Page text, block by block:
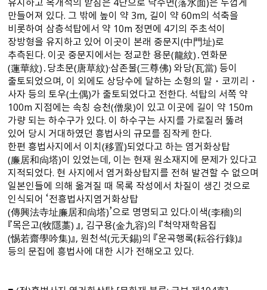
만들어져 있다. 그 밖에 높이 약 3m, 길이 약 60m의 석축을
비롯하여 삼층석탑에서 약 10m 정면에 4기의 주초석이
장방형을 유지하고 있어 이곳이 본래 중문지（中門址）로
추측된다. 이곳 중문지에서는 정교한 용문（龍紋）․연화문
（蓮華紋）․당초문（唐草紋）·삼존불（三尊佛） 와당（瓦當） 등이
출토되었으며, 이 외에도 상당수에 달하는 소형의 말・코끼리・
사자 등의 토우（土偶）가 출토되었다고 전한다. 석탑의 서쪽 약
100m 지점에는 속칭 승천（僧泉）이 있고 이곳에 길이 약 150m
가량 되는 하수구가 있다. 이 하수구는 사지를 가로질러 뚫려
있어 당시 거대하였던 흥법사의 규모를 짐작케 한다.
한편 흥법사지에서 이치（移置）되었다고 하는 염거화상탑
（廉居和尙塔）이 있었는데, 이는 현재 원소재지에 문제가 있다고
지적되었다. 현 사지에서 염거화상탑지를 전혀 발견할 수 없으며
일본인들에 의해 옮겨질 때 목록 작성에서 차질이 생긴 것으로
인식되어 ‘전흥법사지염거화상탑
（傳興法寺址廉居和尙塔）’으로 명명되고 있다.이색（李穡）의
『목은고（牧隱藁） 』, 김구용（金九容）의 『척약재학음집
（惕若齋學吟集）』, 원천석（元天錫）의 『운곡행록（耘谷行錄）』
등의 문집에 흥법사에 대한 시가 전해오고 있다.